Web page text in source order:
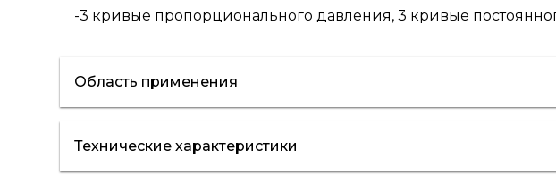
-3 кривые пропорционального давления, 3 кривые
Область применения
отопление
Технические характеристики